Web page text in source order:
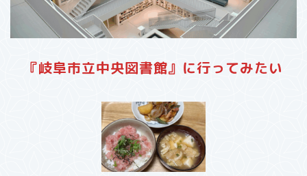
『岐阜市立中央図書館』に行ってみたい